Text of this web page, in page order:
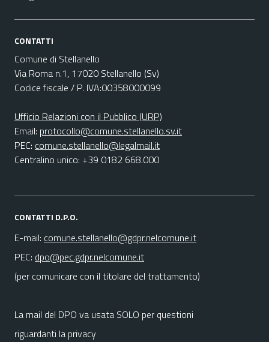
CONTATTI
Comune di Stellanello
Via Roma n.1, 17020 Stellanello (Sv)
Codice fiscale / P. IVA:00358000099
Ufficio Relazioni con il Pubblico (URP)
Email: protocollo@comune.stellanello.sv.it
PEC: comune.stellanello@legalmail.it
Centralino unico: +39 0182 668.000
CONTATTI D.P.O.
E-mail: comune.stellanello@gdpr.nelcomune.it
PEC: dpo@pec.gdpr.nelcomune.it
(per comunicare con il titolare del trattamento)
La mail del DPO va usata SOLO per questioni
riguardanti la privacy